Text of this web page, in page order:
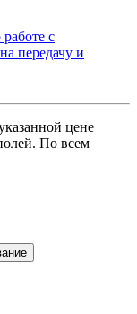
с
передачу и
цене
По всем